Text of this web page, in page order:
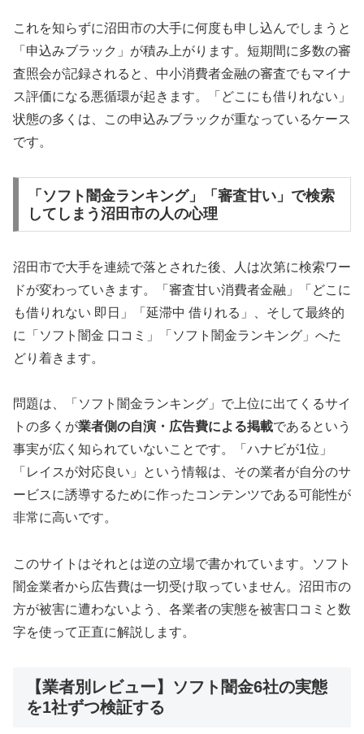
これを知らずに沼田市の大手に何度も申し込んでしまうと
「申込みブラック」が積み上がります。短期間に多数の審
査照会が記録されると、中小消費者金融の審査でもマイナ
ス評価になる悪循環が起きます。「どこにも借りれない」
状態の多くは、この申込みブラックが重なっているケース
です。
「ソフト闇金ランキング」「審査甘い」で検索
してしまう沼田市の人の心理
沼田市で大手を連続で落とされた後、人は次第に検索ワー
ドが変わっていきます。「審査甘い消費者金融」「どこに
も借りれない 即日」「延滞中 借りれる」、そして最終的
に「ソフト闇金 口コミ」「ソフト闇金ランキング」へた
どり着きます。
問題は、「ソフト闇金ランキング」で上位に出てくるサイ
トの多くが業者側の自演・広告費による掲載であるという
事実が広く知られていないことです。「ハナビが1位」
「レイスが対応良い」という情報は、その業者が自分のサ
ービスに誘導するために作ったコンテンツである可能性が
非常に高いです。
このサイトはそれとは逆の立場で書かれています。ソフト
闇金業者から広告費は一切受け取っていません。沼田市の
方が被害に遭わないよう、各業者の実態を被害口コミと数
字を使って正直に解説します。
【業者別レビュー】ソフト闇金6社の実態
を1社ずつ検証する